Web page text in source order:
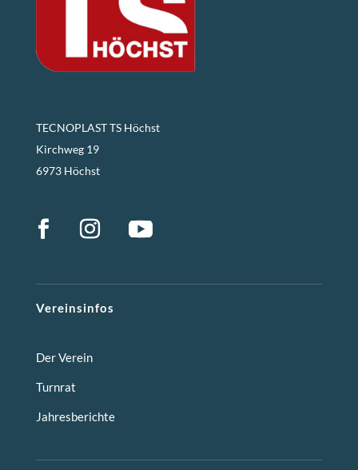
TECNOPLAST TS Höchst
Kirchweg 19
6973 Höchst
Vereinsinfos
Der Verein
Turnrat
Jahresberichte